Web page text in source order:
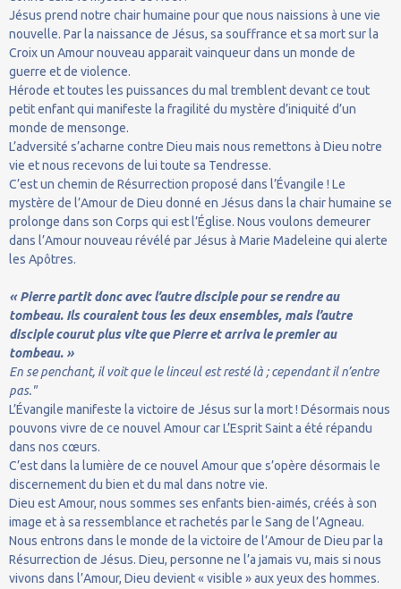
Jésus prend notre chair humaine pour que nous naissions à une vie
nouvelle. Par la naissance de Jésus, sa souffrance et sa mort sur la
Croix un Amour nouveau apparait vainqueur dans un monde de
guerre et de violence.
Hérode et toutes les puissances du mal tremblent devant ce tout
petit enfant qui manifeste la fragilité du mystère d’iniquité d’un
monde de mensonge.
L’adversité s’acharne contre Dieu mais nous remettons à Dieu notre
vie et nous recevons de lui toute sa Tendresse.
C’est un chemin de Résurrection proposé dans l’Évangile ! Le
mystère de l’Amour de Dieu donné en Jésus dans la chair humaine se
prolonge dans son Corps qui est l’Église. Nous voulons demeurer
dans l’Amour nouveau révélé par Jésus à Marie Madeleine qui alerte
les Apôtres.
« Pierre partit donc avec l’autre disciple pour se rendre au
tombeau. Ils couraient tous les deux ensembles, mais l’autre
disciple courut plus vite que Pierre et arriva le premier au
tombeau. »
En se penchant, il voit que le linceul est resté là ; cependant il n’entre
pas."
L’Évangile manifeste la victoire de Jésus sur la mort ! Désormais nous
pouvons vivre de ce nouvel Amour car L’Esprit Saint a été répandu
dans nos cœurs.
C’est dans la lumière de ce nouvel Amour que s’opère désormais le
discernement du bien et du mal dans notre vie.
Dieu est Amour, nous sommes ses enfants bien-aimés, créés à son
image et à sa ressemblance et rachetés par le Sang de l’Agneau.
Nous entrons dans le monde de la victoire de l’Amour de Dieu par la
Résurrection de Jésus. Dieu, personne ne l’a jamais vu, mais si nous
vivons dans l’Amour, Dieu devient « visible » aux yeux des hommes.